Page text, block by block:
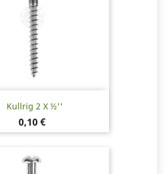
Kullrig 2 X ½''
Pris
0,10 €